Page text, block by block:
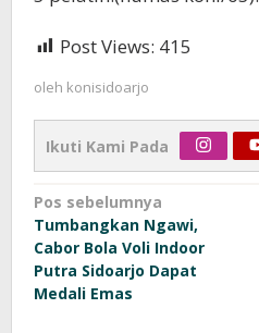
Post Views: 415
oleh konisidoarjo
Ikuti Kami Pada
Navigasi
pos
Pos sebelumnya
Tumbangkan Ngawi,
Cabor Bola Voli Indoor
Putra Sidoarjo Dapat
Medali Emas